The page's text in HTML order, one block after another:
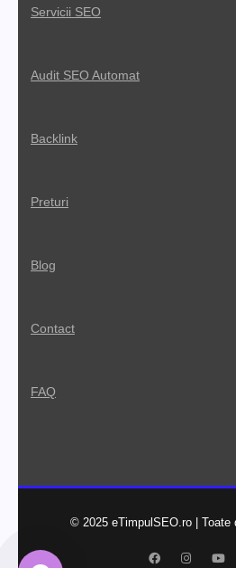
Servicii SEO
Audit SEO Automat
Backlink
Preturi
Blog
Contact
FAQ
© 2025eTimpulSEO.ro | Toate
FacebookInstagram